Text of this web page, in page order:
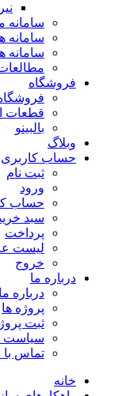
سامانه
سامانه
سامانه
فروشگاه
قطعات
بالبینو
وبلاگ
حساب
ثبت نام
ورود
حساب
سبد
پرداخت
لیست
خروج
درباره ما
درباره ما
پروژه ها
ثبت
سیاست
تماس با
خانه